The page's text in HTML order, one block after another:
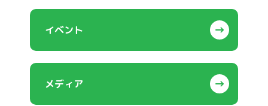
イベント
メディア